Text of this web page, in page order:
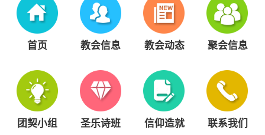
首页 教会信息 教会动态 聚会信息
团契小组 圣乐诗班 信仰造就 联系我们